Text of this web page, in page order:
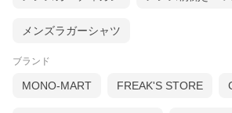
メンズラガーシャツ
ブランド
MONO-MART FREAK'S STORE